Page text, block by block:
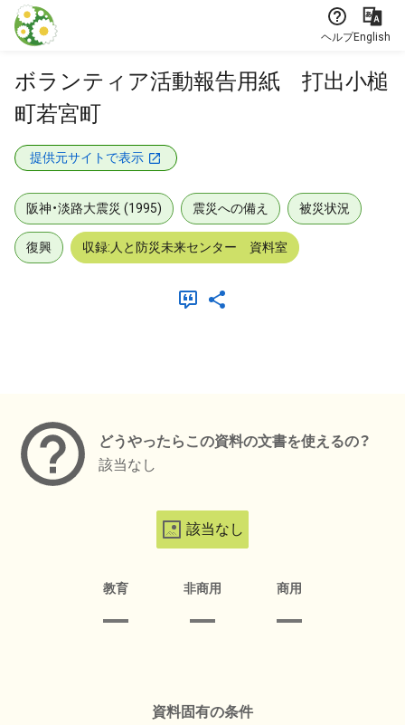
本文に飛ぶ
ヘルプEnglish
ボランティア活動報告用紙 打出小槌
町若宮町
提供元サイトで表示
阪神・淡路大震災 (1995) 震災への備え 被災状況
復興 収録:人と防災未来センター 資料室
どうやったらこの資料の文書を使えるの？
該当なし
該当なし
教育 非商用 商用
資料固有の条件